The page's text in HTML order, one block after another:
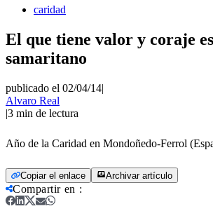
caridad
El que tiene valor y coraje
samaritano
publicado el 02/04/14|
Alvaro Real
|3 min de lectura
Año de la Caridad en Mondoñedo-Ferrol
Copiar el enlace Archivar artículo
Compartir en :